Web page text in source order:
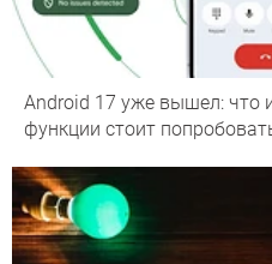
Android 17 уже вышел: что
функции стоит